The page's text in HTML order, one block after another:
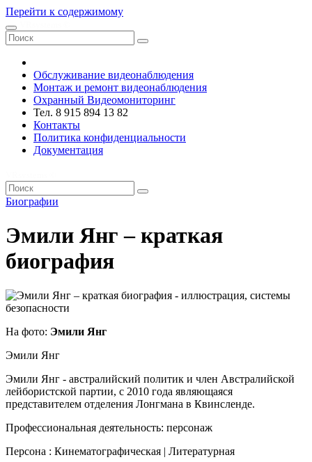
Перейти к содержимому
Обслуживание видеонаблюдения
Монтаж и ремонт видеонаблюдения
Охранный Видеомониторинг
Тел. 8 915 894 13 82
Контакты
Политика конфиденциальности
Документация
Биографии
Эмили Янг – краткая
биография
На фото: Эмили Янг
Эмили Янг
Эмили Янг - австралийский политик и член Австралийской
лейбористской партии, с 2010 года являющаяся
представителем отделения Лонгмана в Квинсленде.
Профессиональная деятельность: персонаж
Персона : Кинематографическая | Литературная